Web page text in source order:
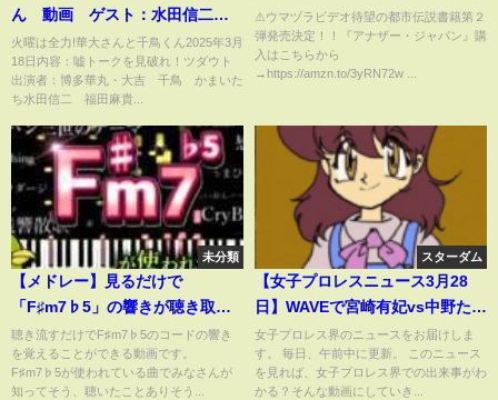
ん 動画 ゲスト：水田信二
福田麻貴 3月18日
火曜は全力!華大さんと千鳥くん2025年3月
18日内容：嘘トークを見破れ！ツダウト
出演者：博多華丸・大吉 千鳥 かまいた
ち水田信二 福田麻貴...
⚠ウマヅラビデオ待望の都市伝説書籍第２
弾発売決定！！『アナザー・ジャパン』購
入はこちらから
→https://amzn.to/3yRN72w ...
未分類
【メドレー】見るだけで
「F♯m7♭5」の響きが聴き取れ
るようになる動画【耳コピ音感
向上】
聴き流すだけでF♯m7♭5のコードの響き
を覚えることができる動画です。
F♯m7♭5が使われている曲でみなさんが
知ってそう、聴いたことありそう...
スターダム
【女子プロレスニュース3月28
日】WAVEで宮崎有妃vs中野た
む！？東京女子長谷川美子引
退。おでかけプロレス の裏側を
お届け
女子プロレス界のニュースをお届けしま
す。 毎日、午前中に更新。 このニュース
を見れば、女子プロレス界での出来事がわ
かる？そんな動画にしていき...